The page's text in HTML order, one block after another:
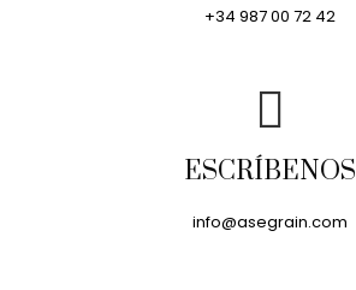
+34 987 00 72 42
ESCRÍBENOS
info@asegrain.com